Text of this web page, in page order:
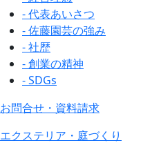
- 代表あいさつ
- 佐藤園芸の強み
- 社歴
- 創業の精神
- SDGs
お問合せ・資料請求
エクステリア・庭づくり